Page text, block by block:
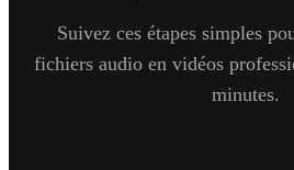
Suivez ces étapes simples
fichiers audio en vidéos
minutes.